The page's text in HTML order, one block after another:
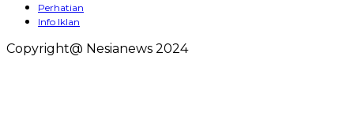
Perhatian
Info Iklan
Copyright@ Nesianews 2024